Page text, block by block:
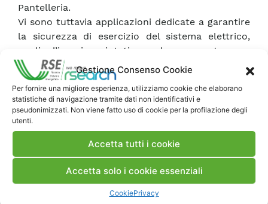
Gestione Consenso Cookie
Per fornire una migliore esperienza, utilizziamo cookie che elaborano
statistiche di navigazione tramite dati non identificativi e
pseudonimizzati. Non viene fatto uso di cookie per la profilazione degli
utenti.
Accetta tutti i cookie
Accetta solo i cookie essenziali
CookiePrivacy
Pantelleria.
Vi sono tuttavia applicazioni dedicate a garantire
la sicurezza di esercizio del sistema elettrico,
quali l’inerzia sintetica, che non trovano
remunerazione esplicita su specifici mercati, ma
il cui valore è potenzialmente comunque molto
elevato, in quanto consentono di evitare
distacchi di carico che, seppur rari, comportano
costi altissimi per l’utenza, specie nei settori
tecnologiche alternative altrettanto prestazionali
ed a costo inferiore, l’investimento in sistemi di